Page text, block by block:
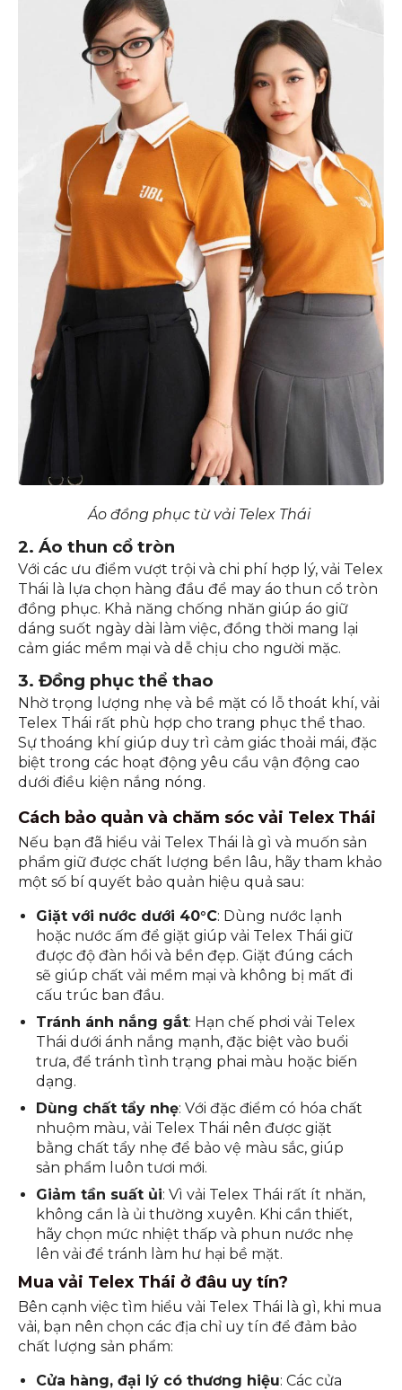
Áo đồng phục từ vải Telex Thái
2. Áo thun cổ tròn
Với các ưu điểm vượt trội và chi phí hợp lý, vải Telex
Thái là lựa chọn hàng đầu để may áo thun cổ tròn
đồng phục. Khả năng chống nhăn giúp áo giữ
dáng suốt ngày dài làm việc, đồng thời mang lại
cảm giác mềm mại và dễ chịu cho người mặc.
3. Đồng phục thể thao
Nhờ trọng lượng nhẹ và bề mặt có lỗ thoát khí, vải
Telex Thái rất phù hợp cho trang phục thể thao.
Sự thoáng khí giúp duy trì cảm giác thoải mái, đặc
biệt trong các hoạt động yêu cầu vận động cao
dưới điều kiện nắng nóng.
Cách bảo quản và chăm sóc vải Telex Thái
Nếu bạn đã hiểu vải Telex Thái là gì và muốn sản
phẩm giữ được chất lượng bền lâu, hãy tham khảo
một số bí quyết bảo quản hiệu quả sau:
Giặt với nước dưới 40°C: Dùng nước lạnh
hoặc nước ấm để giặt giúp vải Telex Thái giữ
được độ đàn hồi và bền đẹp. Giặt đúng cách
sẽ giúp chất vải mềm mại và không bị mất đi
cấu trúc ban đầu.
Tránh ánh nắng gắt: Hạn chế phơi vải Telex
Thái dưới ánh nắng mạnh, đặc biệt vào buổi
trưa, để tránh tình trạng phai màu hoặc biến
dạng.
Dùng chất tẩy nhẹ: Với đặc điểm có hóa chất
nhuộm màu, vải Telex Thái nên được giặt
bằng chất tẩy nhẹ để bảo vệ màu sắc, giúp
sản phẩm luôn tươi mới.
Giảm tần suất ủi: Vì vải Telex Thái rất ít nhăn,
không cần là ủi thường xuyên. Khi cần thiết,
hãy chọn mức nhiệt thấp và phun nước nhẹ
lên vải để tránh làm hư hại bề mặt.
Mua vải Telex Thái ở đâu uy tín?
Bên cạnh việc tìm hiểu vải Telex Thái là gì, khi mua
vải, bạn nên chọn các địa chỉ uy tín để đảm bảo
chất lượng sản phẩm:
Cửa hàng, đại lý có thương hiệu: Các cửa